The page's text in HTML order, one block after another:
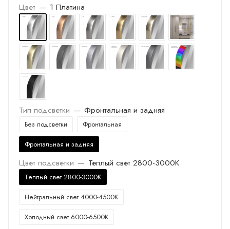
Цвет — 1 Платина
Тип подсветки — Фронтальная и задняя
Без подсветки Фронтальная
Фронтальная и задняя
Цвет подсветки — Теплый свет 2800-3000K
Теплый свет 2800-3000K
Нейтральный свет 4000-4500K
Холодный свет 6000-6500K